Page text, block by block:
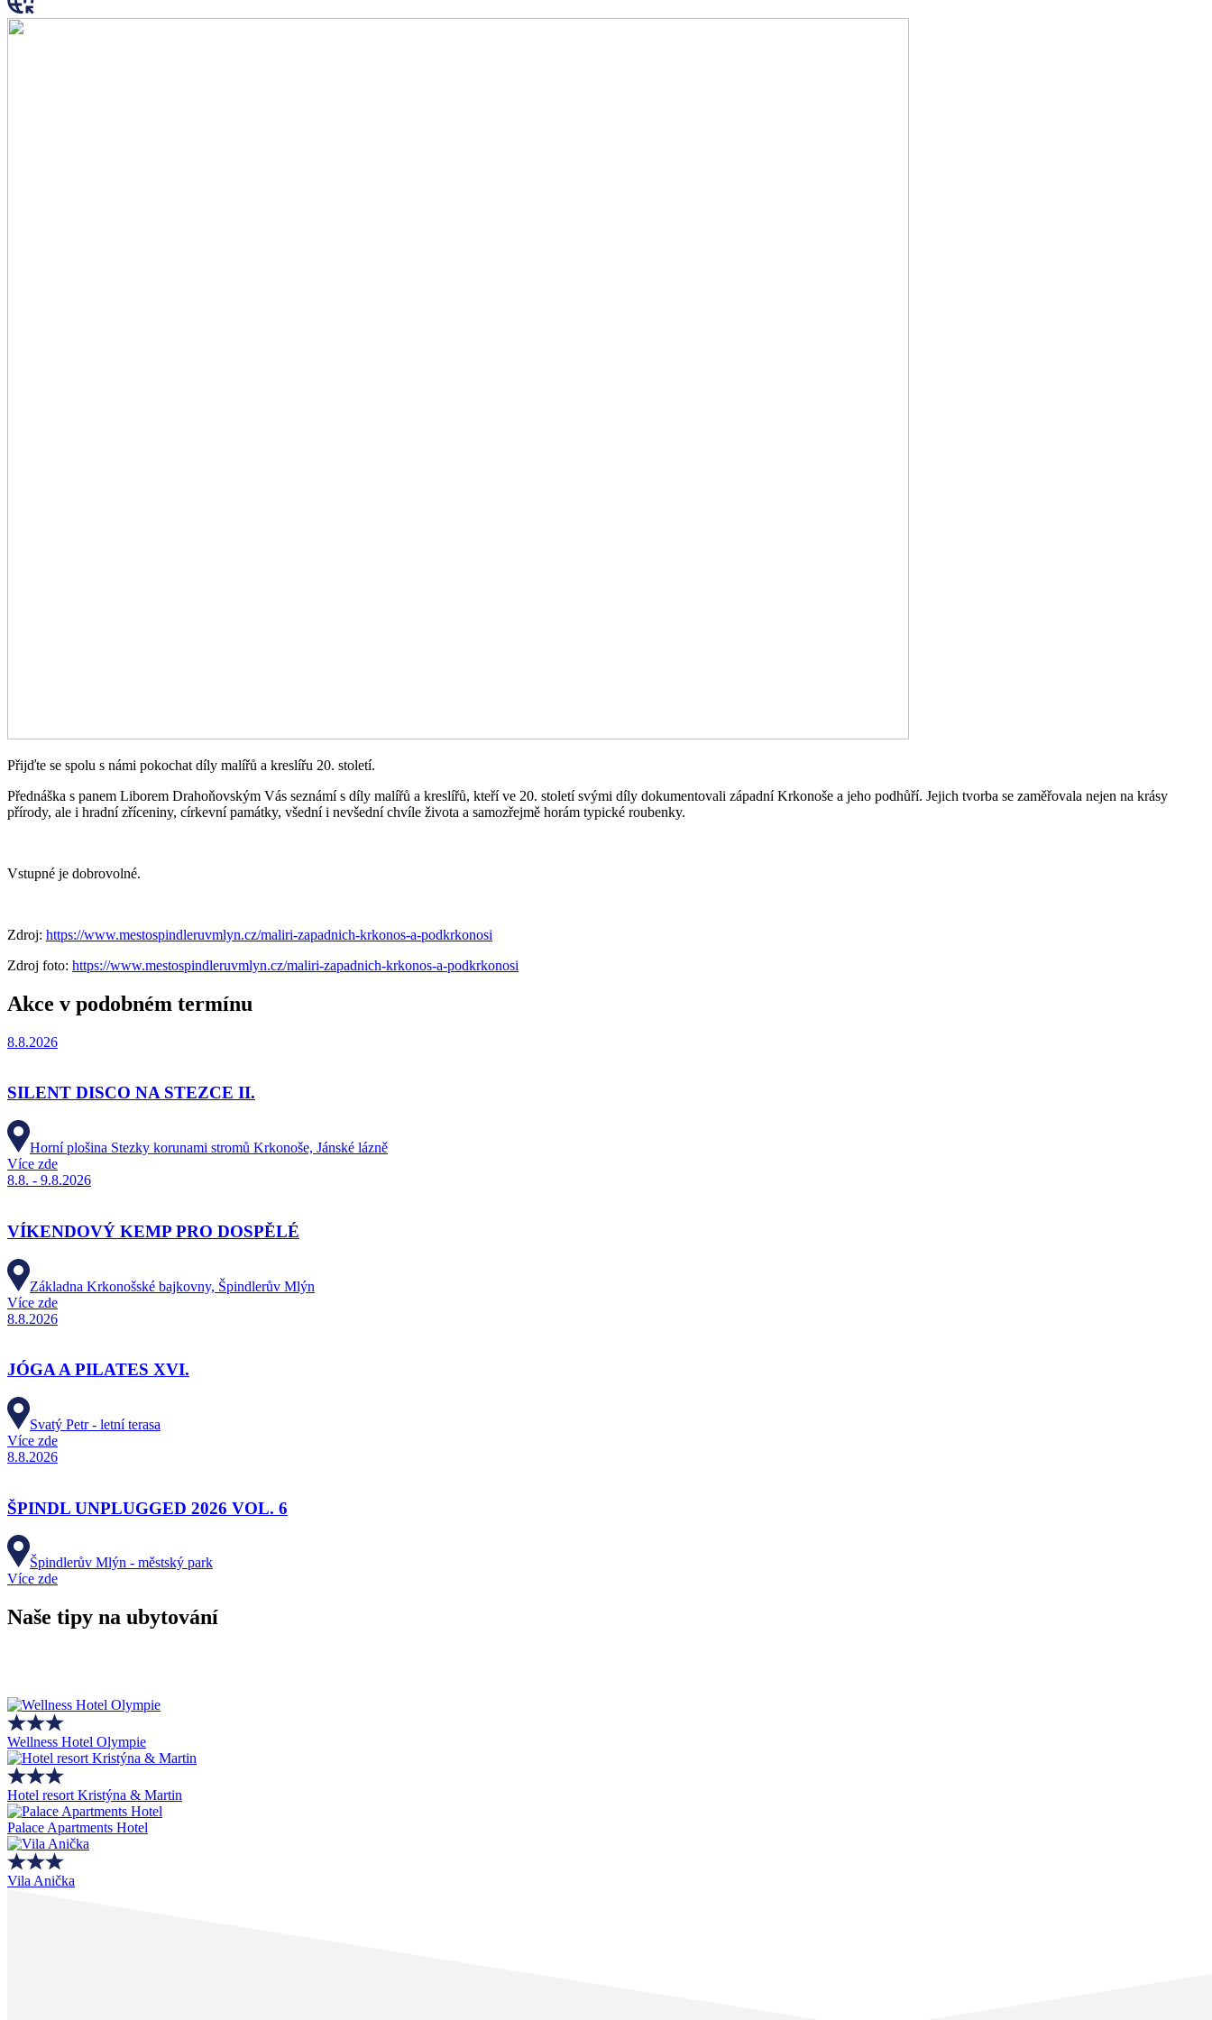
Přijďte se spolu s námi pokochat díly malířů a kreslířu 20. století.
Přednáška s panem Liborem Drahoňovským Vás seznámí s díly malířů a kreslířů, kteří ve 20. století svými díly dokumentovali západní Krkonoše a jeho podhůří. Jejich tvorba se zaměřovala nejen na krásy
přírody, ale i hradní zříceniny, církevní památky, všední i nevšední chvíle života a samozřejmě horám typické roubenky.
Vstupné je dobrovolné.
Zdroj: https://www.mestospindleruvmlyn.cz/maliri-zapadnich-krkonos-a-podkrkonosi
Zdroj foto: https://www.mestospindleruvmlyn.cz/maliri-zapadnich-krkonos-a-podkrkonosi
Akce v podobném termínu
8.8.2026
SILENT DISCO NA STEZCE II.
Horní plošina Stezky korunami stromů Krkonoše, Jánské lázně
Více zde
8.8. - 9.8.2026
VÍKENDOVÝ KEMP PRO DOSPĚLÉ
Základna Krkonošské bajkovny, Špindlerův Mlýn
Více zde
8.8.2026
JÓGA A PILATES XVI.
Svatý Petr - letní terasa
Více zde
8.8.2026
ŠPINDL UNPLUGGED 2026 VOL. 6
Špindlerův Mlýn - městský park
Více zde
Naše tipy na ubytování
Wellness Hotel Olympie
Hotel resort Kristýna & Martin
Palace Apartments Hotel
Vila Anička